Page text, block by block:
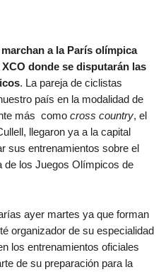
a la París olímpica
donde se disputarán las
. La pareja de ciclistas
país en la modalidad de
más como cross country, el
llegaron ya a la capital
sus entrenamientos sobre el
de los Juegos Olímpicos de
ayer martes ya que forman
organizador de su especialidad
los entrenamientos oficiales
de su preparación para la